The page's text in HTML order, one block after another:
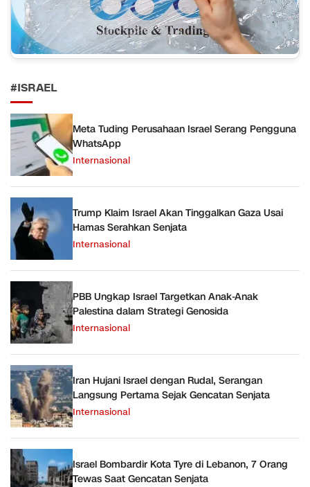
#ISRAEL
Meta Tuding Perusahaan Israel Serang Pengguna
WhatsApp
Internasional
Trump Klaim Israel Akan Tinggalkan Gaza Usai
Hamas Serahkan Senjata
Internasional
PBB Ungkap Israel Targetkan Anak-Anak
Palestina dalam Strategi Genosida
Internasional
Iran Hujani Israel dengan Rudal, Serangan
Langsung Pertama Sejak Gencatan Senjata
Internasional
Israel Bombardir Kota Tyre di Lebanon, 7 Orang
Tewas Saat Gencatan Senjata